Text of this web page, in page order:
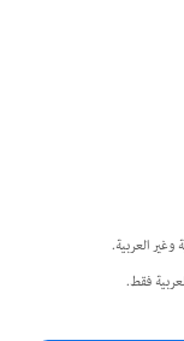
وغير العربية.
فقط.